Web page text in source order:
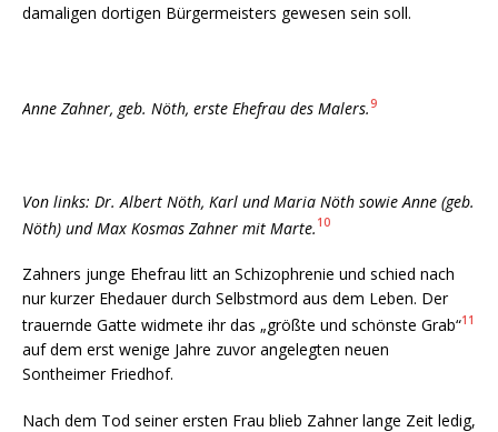
damaligen dortigen Bürgermeisters gewesen sein soll.
Anne Zahner, geb. Nöth, erste Ehefrau des Malers.9
Von links: Dr. Albert Nöth, Karl und Maria Nöth sowie Anne (geb.
Nöth) und Max Kosmas Zahner mit Marte. 10
Zahners junge Ehefrau litt an Schizophrenie und schied nach
nur kur­zer Ehedauer durch Selbstmord aus dem Leben. Der
trauernde Gatte widmete ihr das „größte und schönste Grab“11
auf dem erst wenige Jahre zuvor angelegten neuen
Sontheimer Friedhof.
Nach dem Tod seiner ersten Frau blieb Zahner lange Zeit ledig,